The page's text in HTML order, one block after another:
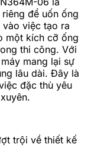
để uốn ống
vào việc tạo ra
một kích cỡ ống
thi công. Với
mang lại sự
lâu dài. Đây là
đặc thù yêu
trội về thiết kế